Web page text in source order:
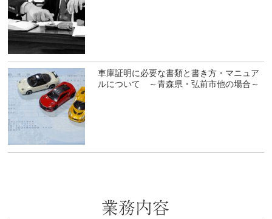
車庫証明に必要な書類と書き方・マニュア
ルについて ～青森県・弘前市他の場合～